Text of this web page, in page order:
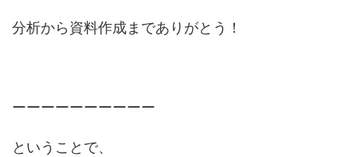
分析から資料作成までありがとう！
ーーーーーーーーーー
ということで、